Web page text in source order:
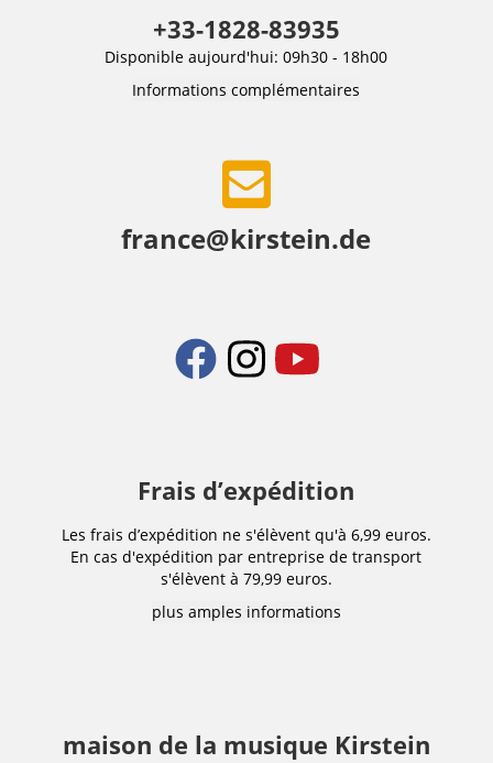
+33-1828-83935
Disponible aujourd'hui: 09h30 - 18h00
Informations complémentaires
france@kirstein.de
Frais d’expédition
Les frais d’expédition ne s'élèvent qu'à 6,99 euros.
En cas d'expédition par entreprise de transport
s'élèvent à 79,99 euros.
plus amples informations
maison de la musique Kirstein